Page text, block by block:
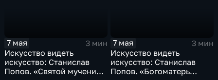
7 мая
3 мин
Искусство видеть
искусство: Станислав
Попов. «Святой мученик
7 мая
3 мин
Искусство видеть
искусство: Станислав
Попов. «Богоматерь